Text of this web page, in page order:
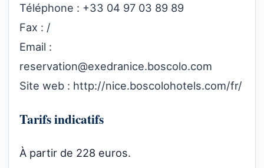
Téléphone : +33 04 97 03 89 89
Fax : /
Email :
reservation@exedranice.boscolo.com
Site web : http://nice.boscolohotels.com/fr/
Tarifs indicatifs
À partir de 228 euros.